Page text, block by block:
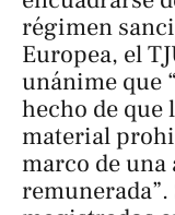
régimen
Europea, el
unánime que
hecho de que
material
marco de